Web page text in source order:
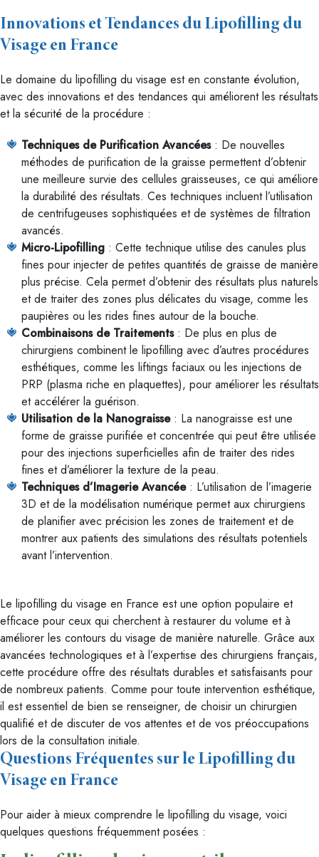
Innovations et Tendances du Lipofilling du
Visage en France
Le domaine du lipofilling du visage est en constante évolution,
avec des innovations et des tendances qui améliorent les résultats
et la sécurité de la procédure :
Techniques de Purification Avancées: De nouvelles
méthodes de purification de la graisse permettent d’obtenir
une meilleure survie des cellules graisseuses, ce qui améliore
la durabilité des résultats. Ces techniques incluent l’utilisation
de centrifugeuses sophistiquées et de systèmes de filtration
avancés.
Micro-Lipofilling : Cette technique utilise des canules plus
fines pour injecter de petites quantités de graisse de manière
plus précise. Cela permet d’obtenir des résultats plus naturels
et de traiter des zones plus délicates du visage, comme les
paupières ou les rides fines autour de la bouche.
Combinaisons de Traitements: De plus en plus de
chirurgiens combinent le lipofilling avec d’autres procédures
esthétiques, comme les liftings faciaux ou les injections de
PRP (plasma riche en plaquettes), pour améliorer les résultats
et accélérer la guérison.
Utilisation de la Nanograisse: La nanograisse est une
forme de graisse purifiée et concentrée qui peut être utilisée
pour des injections superficielles afin de traiter des rides
fines et d’améliorer la texture de la peau.
Techniques d’Imagerie Avancée: L’utilisation de l’imagerie
3D et de la modélisation numérique permet aux chirurgiens
de planifier avec précision les zones de traitement et de
montrer aux patients des simulations des résultats potentiels
avant l’intervention.
Le lipofilling du visage en France est une option populaire et
efficace pour ceux qui cherchent à restaurer du volume et à
améliorer les contours du visage de manière naturelle. Grâce aux
avancées technologiques et à l’expertise des chirurgiens français,
cette procédure offre des résultats durables et satisfaisants pour
de nombreux patients. Comme pour toute intervention esthétique,
il est essentiel de bien se renseigner, de choisir un chirurgien
qualifié et de discuter de vos attentes et de vos préoccupations
lors de la consultation initiale.
Questions Fréquentes sur le Lipofilling du
Visage en France
Pour aider à mieux comprendre le lipofilling du visage, voici
quelques questions fréquemment posées :